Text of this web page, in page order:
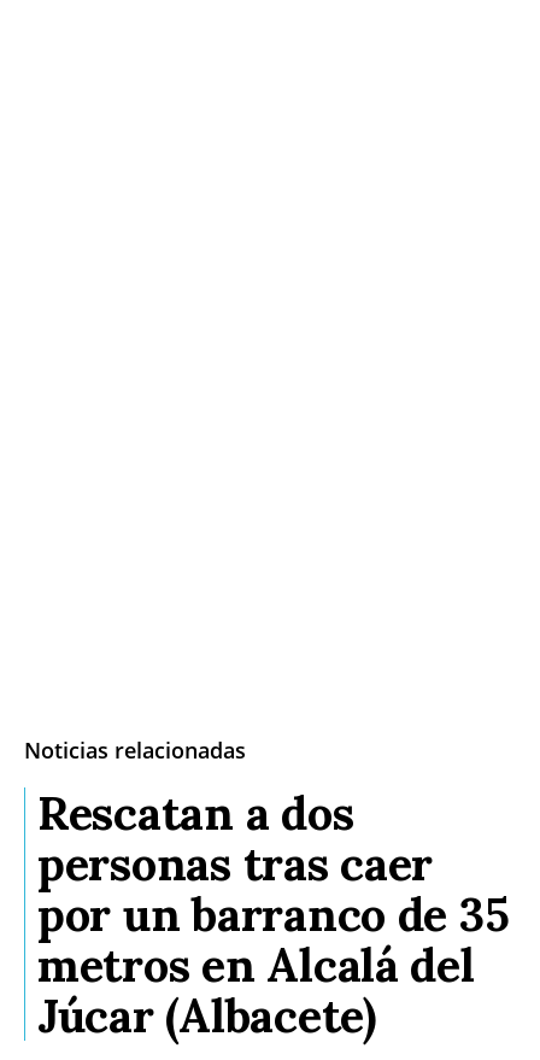
Noticias relacionadas
Rescatan a dos
personas tras caer
por un barranco de 35
metros en Alcalá del
Júcar (Albacete)